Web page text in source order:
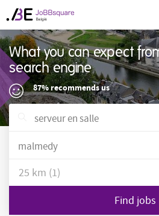
What you can expect
search engine
87% recommends us
Find jobs